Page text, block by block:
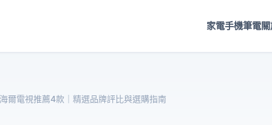
家電手機筆電
爾電視推薦4款｜精選品牌評比與選購指南